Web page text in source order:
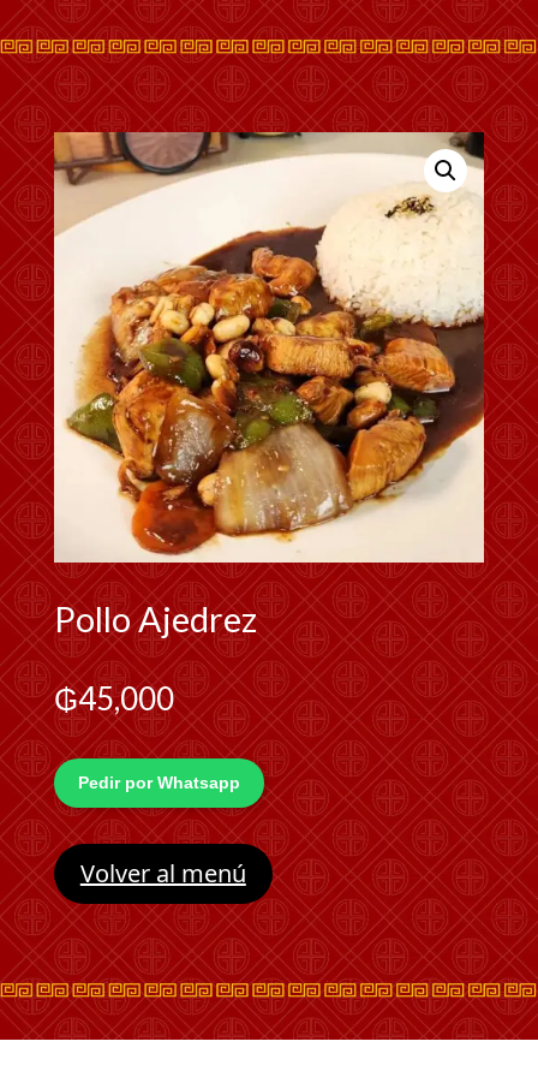
Pollo Ajedrez
₲45,000
Pedir por Whatsapp
Volver al menú